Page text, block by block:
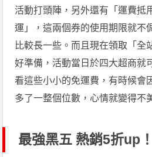
活動打頭陣，另外還有「運費抵
運」，這兩個券的使用期限就不
比較長一些。而且現在領取「全
好準備，活動當日於四大超商就
看這些小小的免運費，有時候會
多了一整個位數，心情就變得不
最強黑五 熱銷5折up！